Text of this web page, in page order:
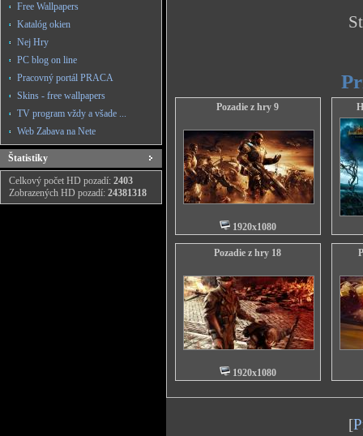
Free Wallpapers
Katalóg okien
Nej Hry
PC blog on line
Pracovný portál PRACA
Skins - free wallpapers
TV program vždy a všade ...
Web Zabava na Nete
Štatistiky
Celkový počet HD pozadí: 2403
Zobrazených HD pozadí: 24381318
Pozadie z hry 9
1920x1080
Pozadie z hry 18
1920x1080
[